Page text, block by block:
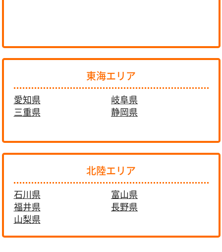
東海エリア
愛知県
岐阜県
三重県
静岡県
北陸エリア
石川県
富山県
福井県
長野県
山梨県